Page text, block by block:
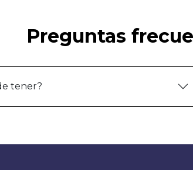
Preguntas
tener?